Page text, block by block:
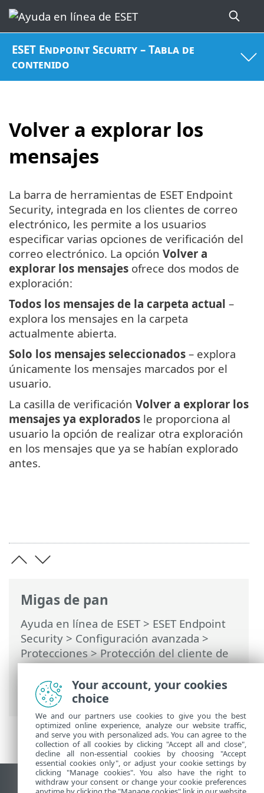
ESET Endpoint Security – Tabla de
contenido
Volver a explorar los
mensajes
Migas de pan
Ayuda en línea de ESET> ESET Endpoint
Security > Configuración avanzada >
Protecciones>Protección del cliente de
correo electrónico>Protección de la
casilla de correo>Integraciones> Volver
a explorar los mensajes
La barra de herramientas de ESET Endpoint
Security, integrada en los clientes de correo
electrónico, les permite a los usuarios
especificar varias opciones de verificación del
correo electrónico. La opción Volver a
explorar los mensajes ofrece dos modos de
exploración:
Todos los mensajes de la carpeta actual –
explora los mensajes en la carpeta
actualmente abierta.
Solo los mensajes seleccionados – explora
únicamente los mensajes marcados por el
usuario.
La casilla de verificación Volver a explorar los
mensajes ya explorados le proporciona al
usuario la opción de realizar otra exploración
en los mensajes que ya se habían explorado
antes.
Ver sitio del escritorio
Your account, your cookies
choice
We and our partners use cookies to give you the best
optimized online experience, analyze our website traffic,
and serve you with personalized ads. You can agree to the
collection of all cookies by clicking "Accept all and close",
decline all non-essential cookies by choosing "Accept
essential cookies only", or adjust your cookie settings by
clicking "Manage cookies". You also have the right to
withdraw your consent or change your cookie preferences